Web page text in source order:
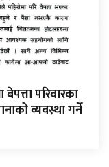
परिवारका
व्यवस्था गर्ने